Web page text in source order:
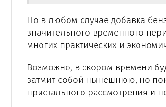
Но в любом случае добавка
значительного временного
многих практических и
Возможно, в скором времени
затмит собой нынешнюю, но
пристального рассмотрения и